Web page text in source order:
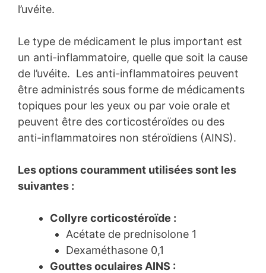
l’uvéite.
Le type de médicament le plus important est
un anti-inflammatoire, quelle que soit la cause
de l’uvéite. Les anti-inflammatoires peuvent
être administrés sous forme de médicaments
topiques pour les yeux ou par voie orale et
peuvent être des corticostéroïdes ou des
anti-inflammatoires non stéroïdiens (AINS).
Les options couramment utilisées sont les
suivantes :
Collyre corticostéroïde :
Acétate de prednisolone 1
Dexaméthasone 0,1
Gouttes oculaires AINS :